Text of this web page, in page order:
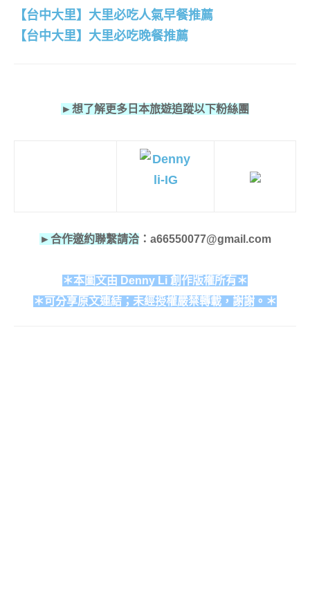
【台中大里】大里必吃人氣早餐推薦
【台中大里】大里必吃晚餐推薦
►想了解更多日本旅遊追蹤以下粉絲團
►合作邀約聯繫請洽：a66550077@gmail.com
＊本圖文由 Denny Li 創作版權所有＊
＊可分享原文連結；未經授權嚴禁轉載，謝謝。＊